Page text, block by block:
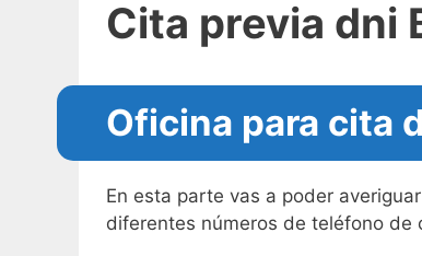
Cita previa dni
Oficina para cita
En esta parte vas a poder
diferentes números de teléfono de